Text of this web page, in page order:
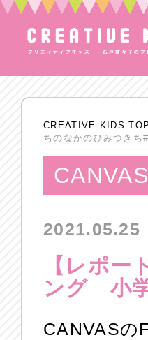
CREATIVE KIDS TOP
ちのなかのひみつき
CANVAS
2021.05.25
【レポ
ング 小
CANVASの